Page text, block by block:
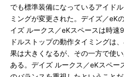
でも標準装備になっているアイド
ミングが変更された。デイズ／eK
イズ ルークス／eKスペースは時速
ドルストップの動作タイミングは
果は大きくなるが、その一方で使
ある。デイズ ルークス／eKスペー